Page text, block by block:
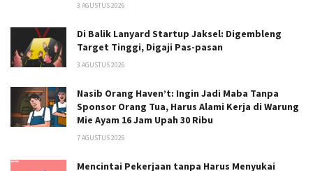
3 AGUSTUS 2026
Di Balik Lanyard Startup Jaksel: Digembleng
Target Tinggi, Digaji Pas-pasan
3 AGUSTUS 2026
Nasib Orang Haven’t: Ingin Jadi Maba Tanpa
Sponsor Orang Tua, Harus Alami Kerja di Warung
Mie Ayam 16 Jam Upah 30 Ribu
7 AGUSTUS 2026
Mencintai Pekerjaan tanpa Harus Menyukai